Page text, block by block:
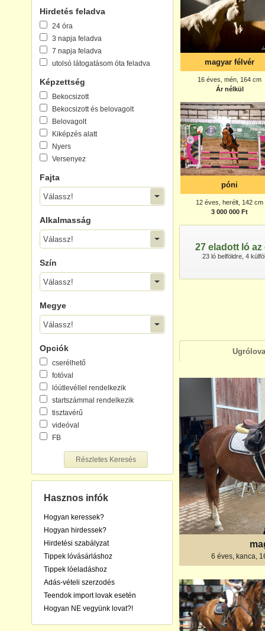
Hirdetés feladva
24 óra
3 napja feladva
7 napja feladva
utolsó látogatásom óta feladva
Képzettség
Bekocsizott
Bekocsizott és belovagolt
Belovagolt
Kiképzés alatt
Nyers
Versenyez
Fajta
Válassz!
Alkalmasság
Válassz!
Szín
Válassz!
Megye
Válassz!
Opciók
cserélhető
fotóval
lóútlevéllel rendelkezik
startszámmal rendelkezik
tisztavérű
videóval
FB
Részletes Keresés
Hasznos infók
Hogyan keressek?
Hogyan hirdessek?
Hirdetési szabályzat
Tippek lóvásárláshoz
Tippek lóeladáshoz
Adás-vételi szerzodés
Teendok import lovak esetén
Hogyan NE vegyünk lovat?!
magyar félvér
16 éves, mén, 164 cm
Ár nélkül
póni
12 éves, herélt, 142 cm
3 000 000 Ft
27 eladott ló
23 ló belföldre, 4
6 éves, kanca,